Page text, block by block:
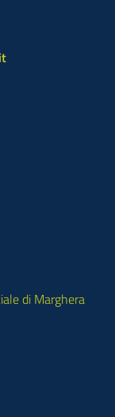
di Marghera